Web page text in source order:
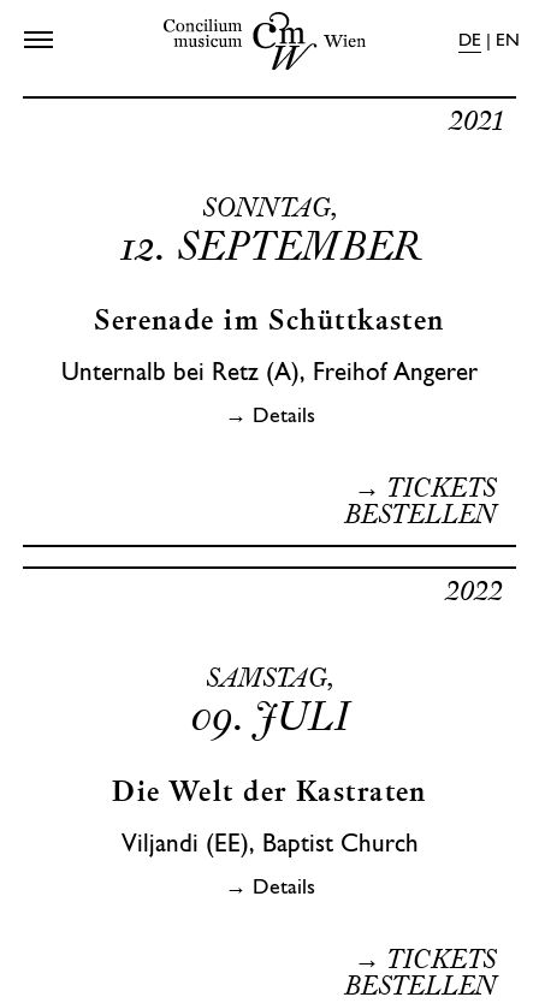
DE EN
Shop
Presse
SONNTAG,
12. SEPTEMBER
2021
Serenade im Schüttkasten
Unternalb bei Retz (A), Freihof Angerer
→ Details
→ TICKETS
BESTELLEN
SAMSTAG,
09. JULI
2022
Die Welt der Kastraten
Viljandi (EE), Baptist Church
→ Details
→ TICKETS
BESTELLEN